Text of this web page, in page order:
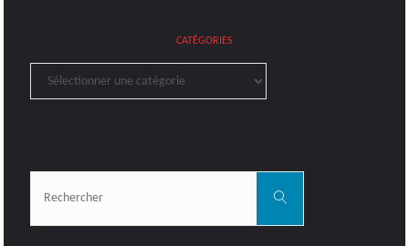
CATÉGORIES
Catégories
Rechercher